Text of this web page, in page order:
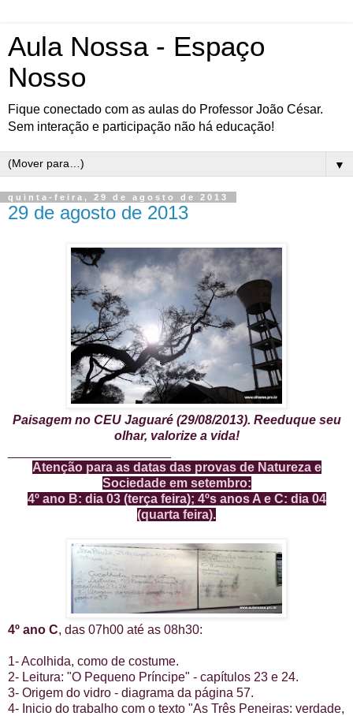
Aula Nossa - Espaço
Nosso
Fique conectado com as aulas do Professor João César.
Sem interação e participação não há educação!
▼
quinta-feira, 29 de agosto de 2013
29 de agosto de 2013
Paisagem no CEU Jaguaré (29/08/2013). Reeduque seu
olhar, valorize a vida!
Atenção para as datas das provas de Natureza e
Sociedade em setembro:
4º ano B: dia 03 (terça feira); 4ºs anos A e C: dia 04
(quarta feira).
4º ano C, das 07h00 até as 08h30:
1- Acolhida, como de costume.
2- Leitura: "O Pequeno Príncipe" - capítulos 23 e 24.
3- Origem do vidro - diagrama da página 57.
4- Inicio do trabalho com o texto "As Três Peneiras: verdade,